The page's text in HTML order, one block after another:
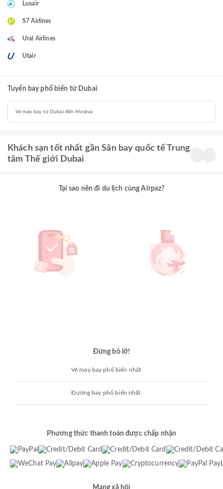
Luxair
S7 Airlines
Ural Airlines
Utair
Tuyến bay phổ biến từ Dubai
Vé máy bay từ Dubai đến Moskva
Khách sạn tốt nhất gần Sân bay quốc tế Trung
tâm Thế giới Dubai
Tại sao nên đi du lịch cùng Airpaz?
Đừng bỏ lỡ!
Vé máy bay phổ biến nhất
Đường bay phổ biến nhất
Phương thức thanh toán được chấp nhận
Mạng xã hội